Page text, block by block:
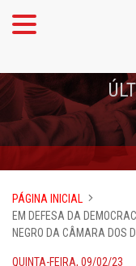
PÁGINA INICIAL
EM DEFESA DA
NEGRO DA CÂMARA DOS
QUINTA-FEIRA, 09/02/23